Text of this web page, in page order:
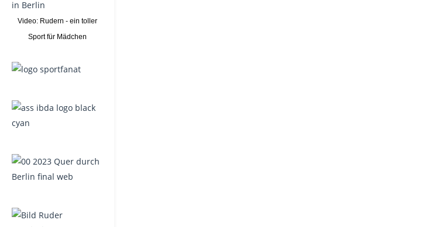
Video: Rudern - ein toller
Sport für Mädchen